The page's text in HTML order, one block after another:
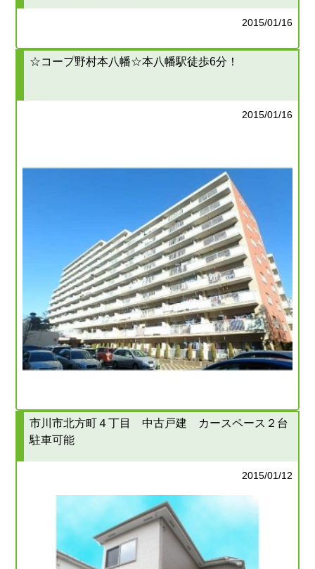
2015/01/16
☆コープ野村本八幡☆本八幡駅徒歩6分！
2015/01/16
市川市北方町４丁目 中古戸建 カースペース２台
駐車可能
2015/01/12